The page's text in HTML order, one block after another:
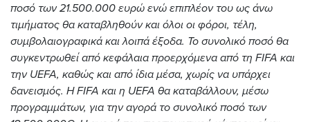
ποσό των 21.500.000 ευρώ ενώ επιπλέον του ως άνω
τιμήματος θα καταβληθούν και όλοι οι φόροι, τέλη,
συμβολαιογραφικά και λοιπά έξοδα. Το συνολικό ποσό θα
συγκεντρωθεί από κεφάλαια προερχόμενα από τη FIFA και
την UEFA, καθώς και από ίδια μέσα, χωρίς να υπάρχει
δανεισμός. Η FIFA και η UEFA θα καταβάλλουν, μέσω
προγραμμάτων, για την αγορά το συνολικό ποσό των